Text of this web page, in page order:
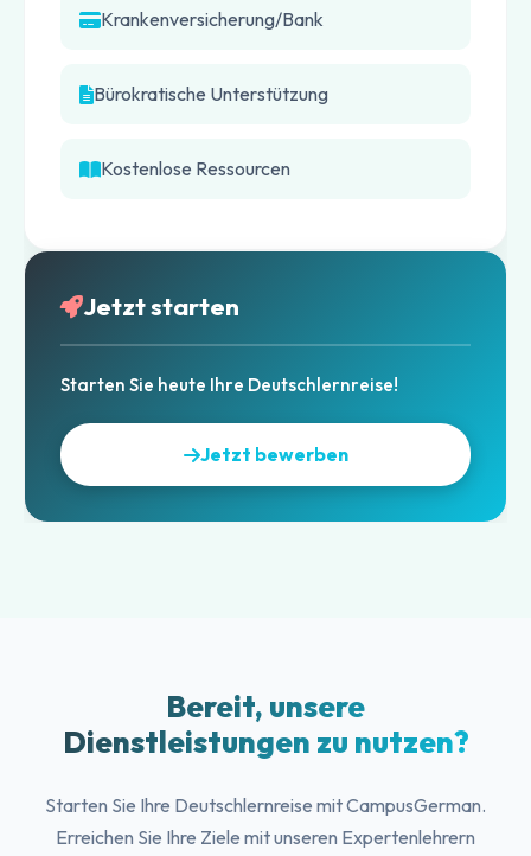
Krankenversicherung/Bank
Bürokratische Unterstützung
Kostenlose Ressourcen
Jetzt starten
Starten Sie heute Ihre Deutschlernreise!
Jetzt bewerben
Bereit, unsere
Dienstleistungen zu nutzen?
Starten Sie Ihre Deutschlernreise mit CampusGerman.
Erreichen Sie Ihre Ziele mit unseren Expertenlehrern